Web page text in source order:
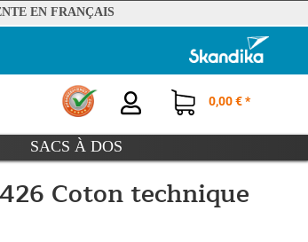
EN FRANÇAIS
0,00 € *
SACS À DOS
Coton technique